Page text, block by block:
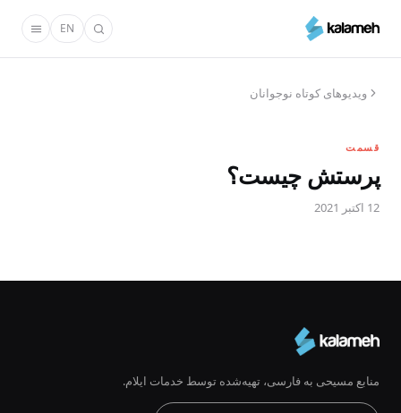
محتوای
EN
ویدیو‌های کوتاه نوجوانان
قسمت
پرستش چیست؟
12 اکتبر 2021
منابع مسیحی به فارسی، تهیه‌شده توسط خدمات ایلام.